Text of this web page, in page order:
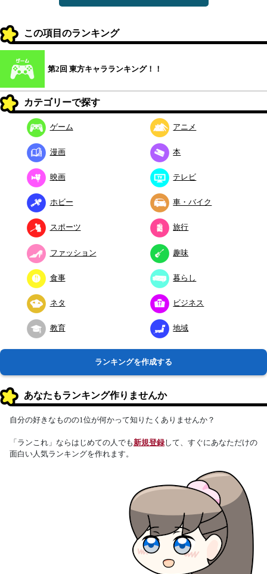
この項目のランキング
第2回 東方キャラランキング！！
カテゴリーで探す
ゲーム アニメ
漫画 本
映画 テレビ
ホビー 車・バイク
スポーツ 旅行
ファッション 趣味
食事 暮らし
ネタ ビジネス
教育 地域
ランキングを作成する
あなたもランキング作りませんか
自分の好きなものの1位が何かって知りたくありませんか？
「ランこれ」ならはじめての人でも新規登録して、すぐにあなただけの
面白い人気ランキングを作れます。